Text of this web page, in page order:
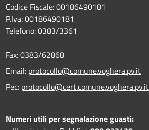
Codice Fiscale: 00186490181
P.Iva: 00186490181
Telefono:0383/3361
Fax:0383/62868
Email: protocollo@comune.voghera.pv.it
Pec: protocollo@cert.comune.voghera.pv.it
Numeri utili per segnalazione guasti: